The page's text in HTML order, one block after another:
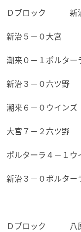
Ｄブロック 新治
新治５－０大宮
潮来０－１ポルター
新治３－０六ツ野
潮来６－０ウインズ
大宮７－２六ツ野
ポルターラ４－１ウ
新治３－０ポルター
Ｄブロック 八原